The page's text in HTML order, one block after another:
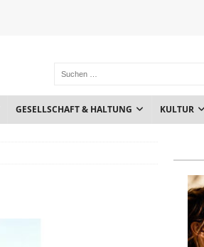
GESELLSCHAFT & HALTUNG KULTUR